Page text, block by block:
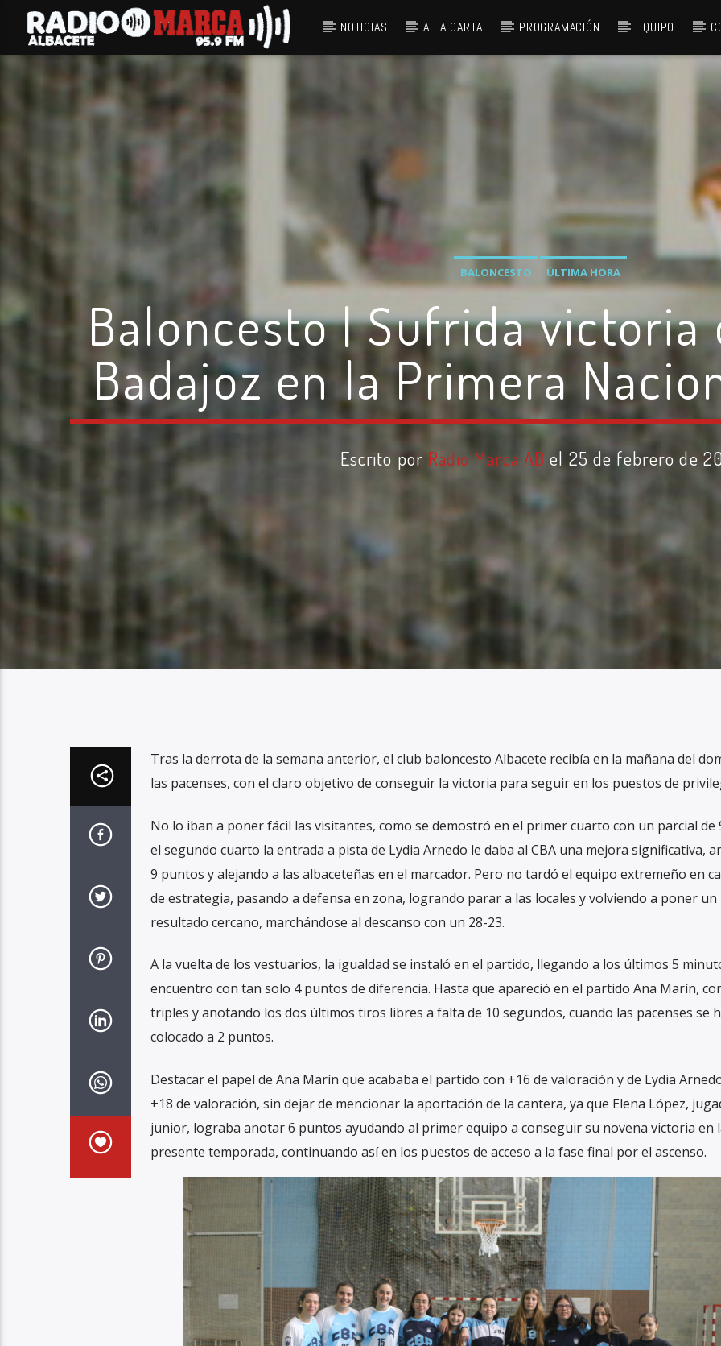
NOTICIAS A LA CARTA PROGRAMACIÓN EQUIPO
Canción actual
Radio Marca
BALONCESTO ÚLTIMA HORA
Baloncesto | Sufrida victoria
Badajoz en la Primera
Escrito por Radio Marca AB el 25 de febrero de
Tras la derrota de la semana anterior, el club baloncesto Albacete recibía en la mañana del
las pacenses, con el claro objetivo de conseguir la victoria para seguir en los puestos de
No lo iban a poner fácil las visitantes, como se demostró en el primer cuarto con un parcial de
el segundo cuarto la entrada a pista de Lydia Arnedo le daba al CBA una mejora significativa,
9 puntos y alejando a las albaceteñas en el marcador. Pero no tardó el equipo extremeño en
de estrategia, pasando a defensa en zona, logrando parar a las locales y volviendo a poner un
resultado cercano, marchándose al descanso con un 28-23.
A la vuelta de los vestuarios, la igualdad se instaló en el partido, llegando a los últimos 5
encuentro con tan solo 4 puntos de diferencia. Hasta que apareció en el partido Ana Marín,
triples y anotando los dos últimos tiros libres a falta de 10 segundos, cuando las pacenses se
colocado a 2 puntos.
Destacar el papel de Ana Marín que acababa el partido con +16 de valoración y de Lydia
+18 de valoración, sin dejar de mencionar la aportación de la cantera, ya que Elena López,
junior, lograba anotar 6 puntos ayudando al primer equipo a conseguir su novena victoria en
presente temporada, continuando así en los puestos de acceso a la fase final por el ascenso.